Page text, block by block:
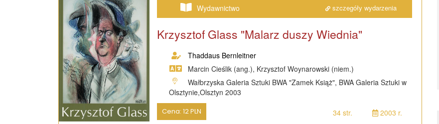
Wydawnictwo szczegóły wydarzenia
Krzysztof Glass "Malarz duszy Wiednia"
Thaddaus Bernleitner
Marcin Cieślik (ang.), Krzysztof Woynarowski (niem.)
Wałbrzyska Galeria Sztuki BWA "Zamek Książ", BWA Galeria Sztuki w
Olsztynie,Olsztyn 2003
Cena: 12 PLN 2003 r.
34 str.